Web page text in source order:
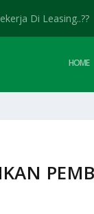
Di Leasing..??
HOME